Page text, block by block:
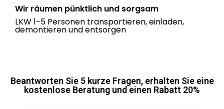
Wir räumen pünktlich und sorgsam
LKW 1-5 Personen transportieren, einladen,
demontieren und entsorgen
Beantworten Sie 5 kurze Fragen, erhalten Sie eine
kostenlose Beratung und einen Rabatt 20%